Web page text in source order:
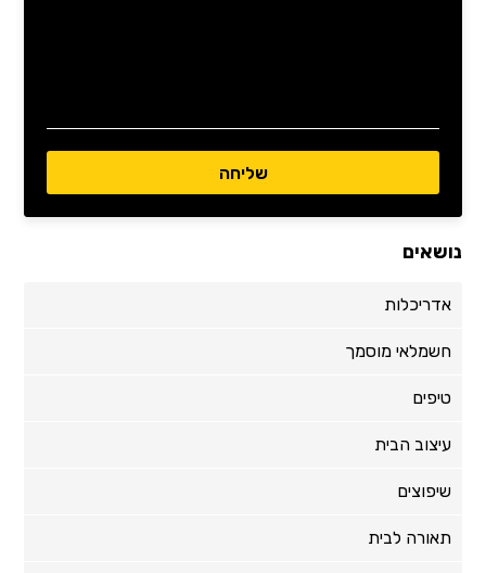
נושאים
אדריכלות
חשמלאי מוסמך
טיפים
עיצוב הבית
שיפוצים
תאורה לבית